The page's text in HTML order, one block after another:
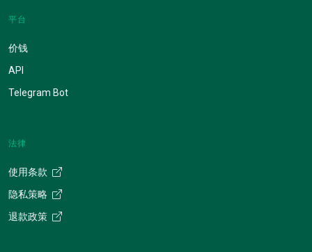
平台
价钱
API
Telegram Bot
法律
使用条款
隐私策略
退款政策